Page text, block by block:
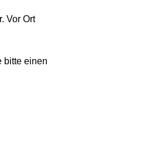
Vor Ort
bitte einen